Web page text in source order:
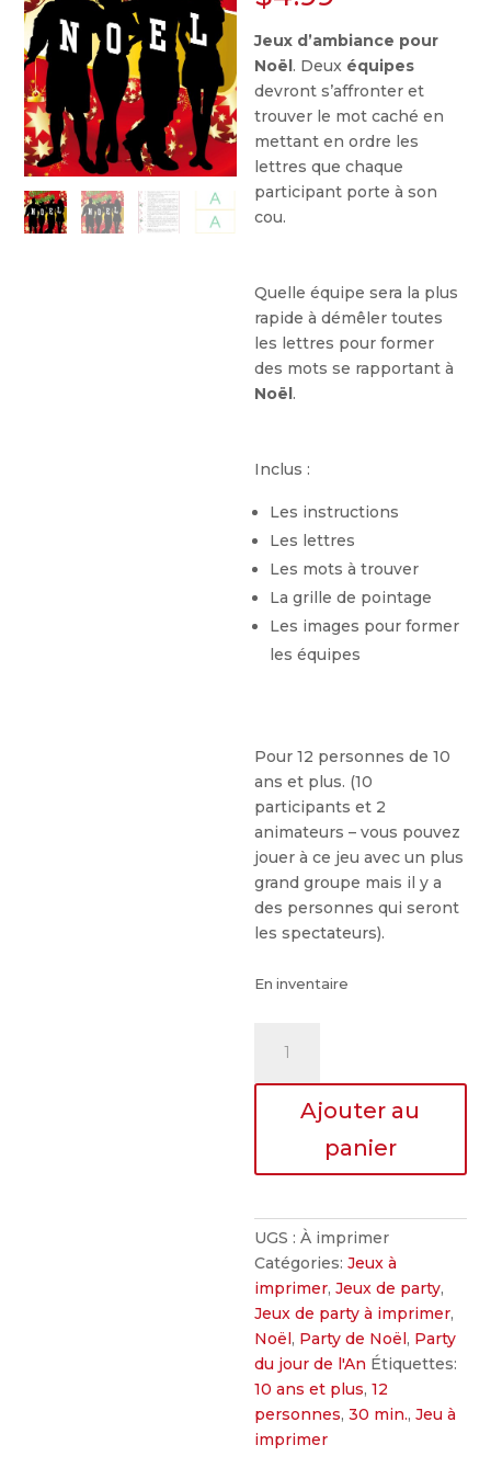
Jeux d’ambiance pour
Noël. Deux équipes
devront s’affronter et
trouver le mot caché en
mettant en ordre les
lettres que chaque
participant porte à son
cou.
Quelle équipe sera la plus
rapide à démêler toutes
les lettres pour former
des mots se rapportant à
Noël.
Inclus :
Les instructions
Les lettres
Les mots à trouver
La grille de pointage
Les images pour former
les équipes
Pour 12 personnes de 10
ans et plus. (10
participants et 2
animateurs – vous pouvez
jouer à ce jeu avec un plus
grand groupe mais il y a
des personnes qui seront
les spectateurs).
En inventaire
Charivari
humainAjouter au
panier
UGS :À imprimer
Catégories:Jeux à
imprimer,Jeux de party,
Jeux de party à imprimer,
Noël, Party de Noël, Party
du jour de l'An Étiquettes:
10 ans et plus,12
personnes,30 min.,Jeu à
imprimer